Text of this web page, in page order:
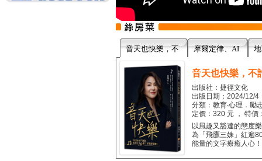
音天也快樂，不 摩爾定律、AI
音天也快樂，不
出版社：捷徑文化
出版日期：2024/12/4
分類：教育‧心理．勵
定價：320 元 ， 特價
以風趣又豁達的態度
為「飛鷹三姝」紅遍
能量的文字療癒人心